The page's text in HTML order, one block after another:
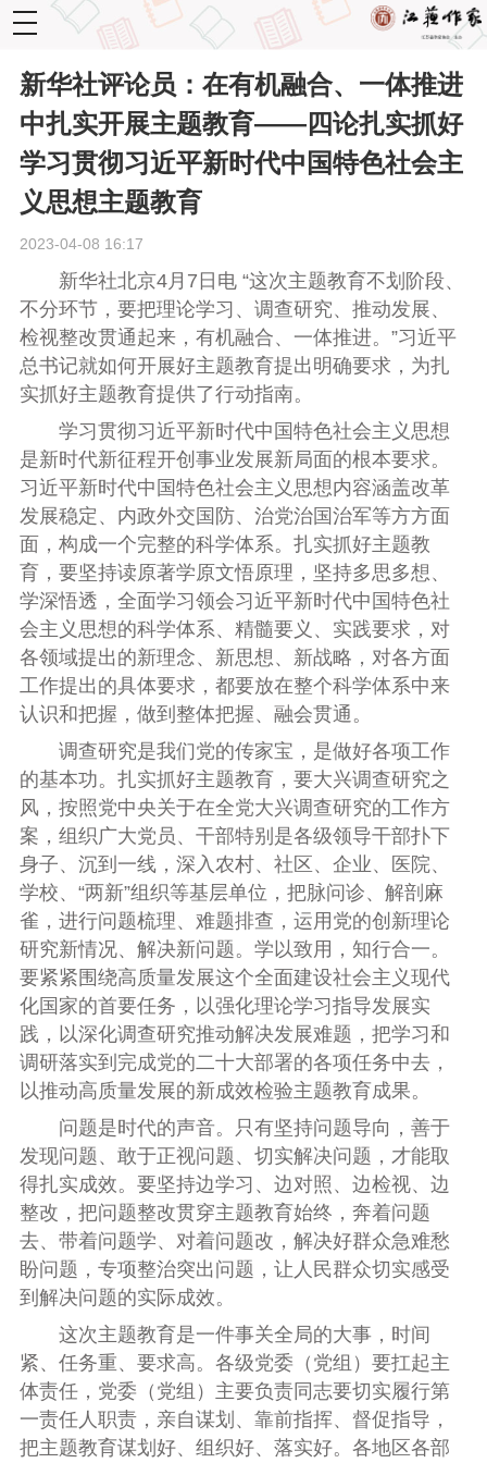
toggle
navigation
新华社评论员：在有机融合、一体推进
中扎实开展主题教育——四论扎实抓好
学习贯彻习近平新时代中国特色社会主
义思想主题教育
2023-04-08 16:17
新华社北京4月7日电 “这次主题教育不划阶段、
不分环节，要把理论学习、调查研究、推动发展、
检视整改贯通起来，有机融合、一体推进。”习近平
总书记就如何开展好主题教育提出明确要求，为扎
实抓好主题教育提供了行动指南。
学习贯彻习近平新时代中国特色社会主义思想
是新时代新征程开创事业发展新局面的根本要求。
习近平新时代中国特色社会主义思想内容涵盖改革
发展稳定、内政外交国防、治党治国治军等方方面
面，构成一个完整的科学体系。扎实抓好主题教
育，要坚持读原著学原文悟原理，坚持多思多想、
学深悟透，全面学习领会习近平新时代中国特色社
会主义思想的科学体系、精髓要义、实践要求，对
各领域提出的新理念、新思想、新战略，对各方面
工作提出的具体要求，都要放在整个科学体系中来
认识和把握，做到整体把握、融会贯通。
调查研究是我们党的传家宝，是做好各项工作
的基本功。扎实抓好主题教育，要大兴调查研究之
风，按照党中央关于在全党大兴调查研究的工作方
案，组织广大党员、干部特别是各级领导干部扑下
身子、沉到一线，深入农村、社区、企业、医院、
学校、“两新”组织等基层单位，把脉问诊、解剖麻
雀，进行问题梳理、难题排查，运用党的创新理论
研究新情况、解决新问题。学以致用，知行合一。
要紧紧围绕高质量发展这个全面建设社会主义现代
化国家的首要任务，以强化理论学习指导发展实
践，以深化调查研究推动解决发展难题，把学习和
调研落实到完成党的二十大部署的各项任务中去，
以推动高质量发展的新成效检验主题教育成果。
问题是时代的声音。只有坚持问题导向，善于
发现问题、敢于正视问题、切实解决问题，才能取
得扎实成效。要坚持边学习、边对照、边检视、边
整改，把问题整改贯穿主题教育始终，奔着问题
去、带着问题学、对着问题改，解决好群众急难愁
盼问题，专项整治突出问题，让人民群众切实感受
到解决问题的实际成效。
这次主题教育是一件事关全局的大事，时间
紧、任务重、要求高。各级党委（党组）要扛起主
体责任，党委（党组）主要负责同志要切实履行第
一责任人职责，亲自谋划、靠前指挥、督促指导，
把主题教育谋划好、组织好、落实好。各地区各部